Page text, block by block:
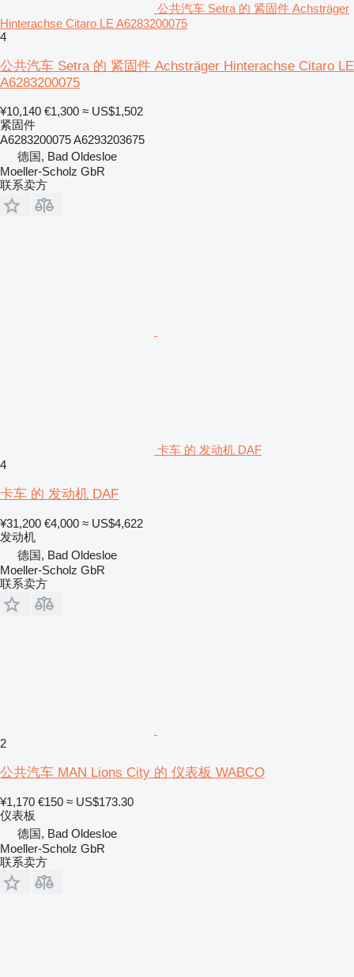
公共汽车 Setra 的 紧固件 Achsträger
Hinterachse Citaro LE A6283200075
4
公共汽车 Setra 的 紧固件 Achsträger Hinterachse Citaro LE
A6283200075
¥10,140 €1,300 ≈ US$1,502
紧固件
A6283200075 A6293203675
德国, Bad Oldesloe
Moeller-Scholz GbR
联系卖方
卡车 的 发动机 DAF
4
卡车 的 发动机 DAF
¥31,200 €4,000 ≈ US$4,622
发动机
德国, Bad Oldesloe
Moeller-Scholz GbR
联系卖方
2
公共汽车 MAN Lions City 的 仪表板 WABCO
¥1,170 €150 ≈ US$173.30
仪表板
德国, Bad Oldesloe
Moeller-Scholz GbR
联系卖方